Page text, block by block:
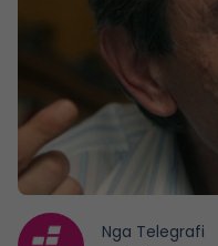
Nga Telegrafi